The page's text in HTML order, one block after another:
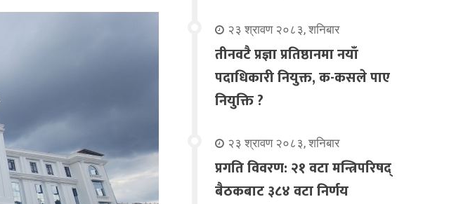
२३ श्रावण २०८३, शनिबार
तीनवटै प्रज्ञा प्रतिष्ठानमा नयाँ
पदाधिकारी नियुक्त, क-कसले पाए
नियुक्ति ?
२३ श्रावण २०८३, शनिबार
प्रगति विवरण: २१ वटा मन्त्रिपरिषद्
बैठकबाट ३८४ वटा निर्णय